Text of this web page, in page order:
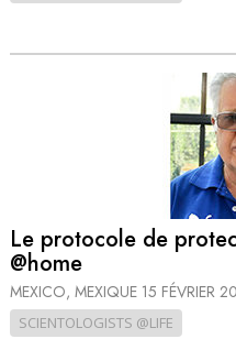
Le protocole de
@home
MEXICO, MEXIQUE 15 FÉVRIER
SCIENTOLOGISTS @LIFE